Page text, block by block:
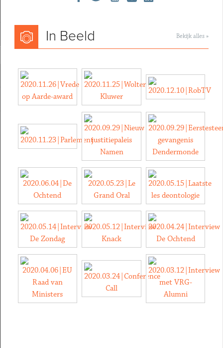
In Beeld Bekijk alles »